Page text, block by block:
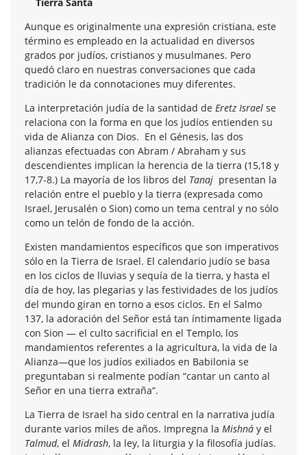
Aunque es originalmente una expresión cristiana, este
término es empleado en la actualidad en diversos
grados por judíos, cristianos y musulmanes. Pero
quedó claro en nuestras conversaciones que cada
tradición le da connotaciones muy diferentes.
La interpretación judía de la santidad de Eretz Israel se
relaciona con la forma en que los judíos entienden su
vida de Alianza con Dios. En el Génesis, las dos
alianzas efectuadas con Abram / Abraham y sus
descendientes implican la herencia de la tierra (15,18 y
17,7-8.) La mayoría de los libros del Tanaj presentan la
relación entre el pueblo y la tierra (expresada como
Israel, Jerusalén o Sion) como un tema central y no sólo
como un telón de fondo de la acción.
Existen mandamientos específicos que son imperativos
sólo en la Tierra de Israel. El calendario judío se basa
en los ciclos de lluvias y sequía de la tierra, y hasta el
día de hoy, las plegarias y las festividades de los judíos
del mundo giran en torno a esos ciclos. En el Salmo
137, la adoración del Señor está tan íntimamente ligada
con Sion — el culto sacrificial en el Templo, los
mandamientos referentes a la agricultura, la vida de la
Alianza—que los judíos exiliados en Babilonia se
preguntaban si realmente podían “cantar un canto al
Señor en una tierra extraña”.
La Tierra de Israel ha sido central en la narrativa judía
durante varios miles de años. Impregna la Mishná y el
Talmud, el Midrash, la ley, la liturgia y la filosofía judías.